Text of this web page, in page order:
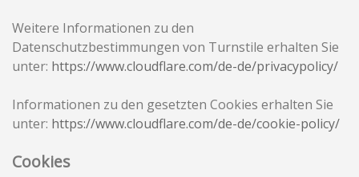
Weitere Informationen zu den
Datenschutzbestimmungen von Turnstile erhalten Sie
unter: https://www.cloudflare.com/de-de/privacypolicy/
Informationen zu den gesetzten Cookies erhalten Sie
unter: https://www.cloudflare.com/de-de/cookie-policy/
Cookies